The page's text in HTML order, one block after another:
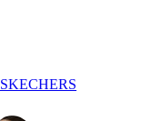
SKECHERS